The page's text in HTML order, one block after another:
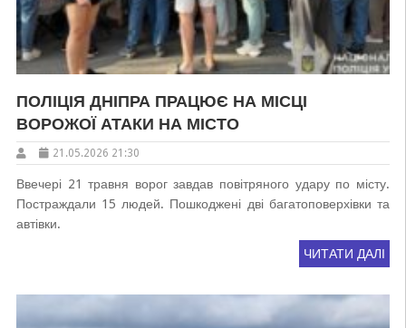
ПОЛІЦІЯ ДНІПРА ПРАЦЮЄ НА МІСЦІ
ВОРОЖОЇ АТАКИ НА МІСТО
21.05.2026 21:30
Ввечері 21 травня ворог завдав повітряного удару по місту.
Постраждали 15 людей. Пошкоджені дві багатоповерхівки та
автівки.
ЧИТАТИ ДАЛІ